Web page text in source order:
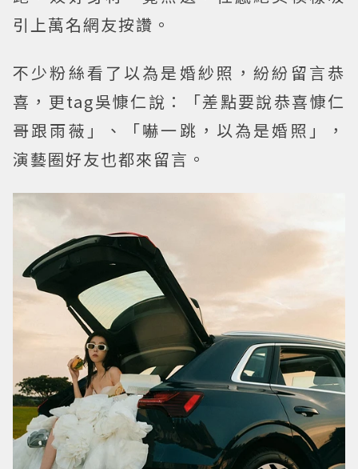
引上萬名網友按讚。
不少粉絲看了以為是婚紗照，紛紛留言恭
喜，更tag吳慷仁說：「差點要說恭喜慷仁
哥跟雨薇」、「嚇一跳，以為是婚照」，
演藝圈好友也都來留言。